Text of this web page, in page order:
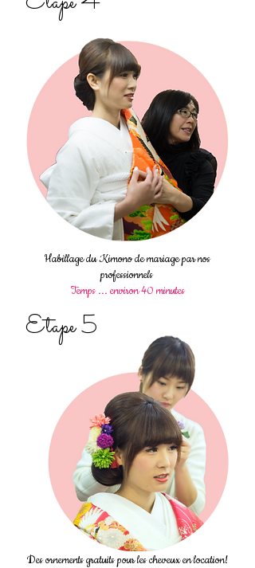
Habillage du Kimono de mariage par nos
professionnels
Temps ... environ 40 minutes
Etape 5
Des ornements gratuits pour les cheveux en location!